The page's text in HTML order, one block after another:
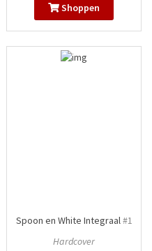
Shoppen
Spoon en White Integraal#1
Hardcover